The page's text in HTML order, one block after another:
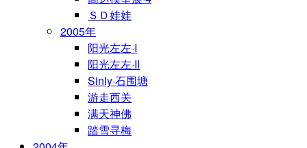
ＳＤ娃娃
2005年
阳光左左·I
阳光左左·II
Sinly·石围塘
游走西关
满天神佛
踏雪寻梅